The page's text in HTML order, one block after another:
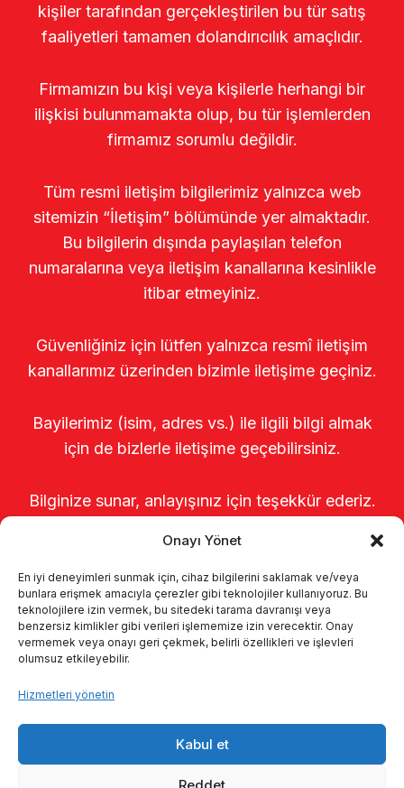
Onayı Yönet
En iyi deneyimleri sunmak için, cihaz bilgilerini saklamak ve/veya
bunlara erişmek amacıyla çerezler gibi teknolojiler kullanıyoruz. Bu
teknolojilere izin vermek, bu sitedeki tarama davranışı veya
benzersiz kimlikler gibi verileri işlememize izin verecektir. Onay
vermemek veya onayı geri çekmek, belirli özellikleri ve işlevleri
olumsuz etkileyebilir.
Hizmetleri yönetin
Kabul et
Reddet
kişiler tarafından gerçekleştirilen bu tür satış
faaliyetleri tamamen dolandırıcılık amaçlıdır.
Firmamızın bu kişi veya kişilerle herhangi bir
ilişkisi bulunmamakta olup, bu tür işlemlerden
firmamız sorumlu değildir.
Tüm resmi iletişim bilgilerimiz yalnızca web
sitemizin “İletişim” bölümünde yer almaktadır.
Bu bilgilerin dışında paylaşılan telefon
numaralarına veya iletişim kanallarına kesinlikle
itibar etmeyiniz.
Güvenliğiniz için lütfen yalnızca resmî iletişim
kanallarımız üzerinden bizimle iletişime geçiniz.
Bayilerimiz (isim, adres vs.) ile ilgili bilgi almak
için de bizlerle iletişime geçebilirsiniz.
Bilginize sunar, anlayışınız için teşekkür ederiz.
Kalite politikamız